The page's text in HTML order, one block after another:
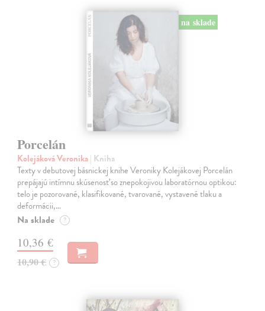
na sklade
Porcelán
Kolejáková Veronika| Kniha
Texty v debutovej básnickej knihe Veroniky Kolejákovej Porcelán
prepájajú intímnu skúsenosť so znepokojivou laboratórnou optikou:
telo je pozorované, klasifikované, tvarované, vystavené tlaku a
deformácii,…
Na sklade ?
10,36 €
10,90 € ?